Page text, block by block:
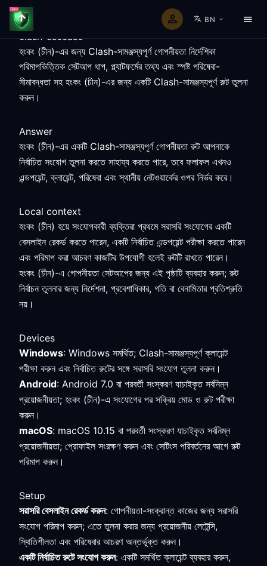
BN
clash-usecase
হংকং (চীন)-এর জন্য Clash-সামঞ্জস্যপূর্ণ গোপনীয়তা নির্দেশিকা
পরিমাপভিত্তিক সেটআপ ধাপ, প্ল্যাটফর্মের তথ্য এবং স্পষ্ট পরিষেবা-
সীমাবদ্ধতা সহ হংকং (চীন)-এর জন্য একটি Clash-সামঞ্জস্যপূর্ণ রুট তুলনা
করুন।
Answer
হংকং (চীন)-এর একটি Clash-সামঞ্জস্যপূর্ণ গোপনীয়তা রুট আপনাকে
নির্বাচিত সংযোগ তুলনা করতে সাহায্য করতে পারে, তবে ফলাফল এখনও
এন্ডপয়েন্ট, ক্লায়েন্ট, পরিষেবা এবং স্থানীয় নেটওয়ার্কের ওপর নির্ভর করে।
Local context
হংকং (চীন) হয়ে সংযোগকারী ব্যক্তিরা প্রথমে সরাসরি সংযোগের একটি
বেসলাইন রেকর্ড করতে পারেন, একটি নির্বাচিত এন্ডপয়েন্ট পরীক্ষা করতে পারেন
এবং পরিমাপ করা আচরণ কাজটির উপযোগী হলেই রুটটি রাখতে পারেন।
হংকং (চীন)-এ গোপনীয়তা সেটআপের জন্য এই পৃষ্ঠাটি ব্যবহার করুন; রুট
নির্বাচন তুলনার জন্য নির্দেশনা, প্রবেশাধিকার, গতি বা বেনামিতার প্রতিশ্রুতি
নয়।
Devices
Windows: Windows সমর্থিত; Clash-সামঞ্জস্যপূর্ণ ক্লায়েন্ট
পরীক্ষা করুন এবং নির্বাচিত রুটের সঙ্গে সরাসরি সংযোগ তুলনা করুন।
Android: Android 7.0 বা পরবর্তী সংস্করণ যাচাইকৃত সর্বনিম্ন
প্রয়োজনীয়তা; হংকং (চীন)-এ সংযোগের পর সক্রিয় মোড ও রুট পরীক্ষা
করুন।
macOS: macOS 10.15 বা পরবর্তী সংস্করণ যাচাইকৃত সর্বনিম্ন
প্রয়োজনীয়তা; প্রোফাইল সংরক্ষণ করুন এবং সেটিংস পরিবর্তনের আগে রুট
পরিমাপ করুন।
Setup
সরাসরি বেসলাইন রেকর্ড করুন: গোপনীয়তা-সংক্রান্ত কাজের জন্য সরাসরি
সংযোগ পরিমাপ করুন; এতে তুলনা করার জন্য প্রয়োজনীয় লেটেন্সি,
স্থিতিশীলতা এবং পরিষেবার আচরণ অন্তর্ভুক্ত করুন।
একটি নির্বাচিত রুটে সংযোগ করুন: একটি সমর্থিত ক্লায়েন্ট ব্যবহার করুন,